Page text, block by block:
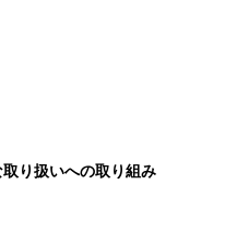
り扱いへの取り組み